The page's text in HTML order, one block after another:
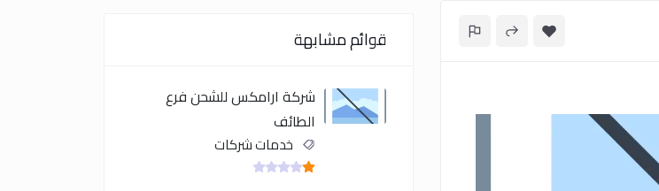
قوائم مشابهة
شركة ارامكس للشحن فرع
الطائف
خدمات شركات